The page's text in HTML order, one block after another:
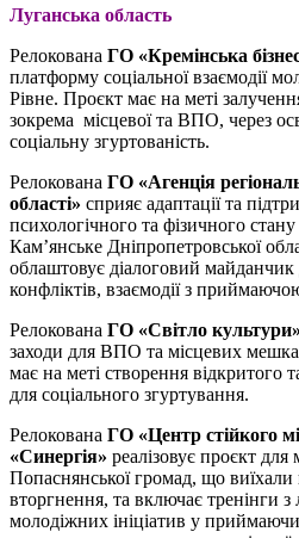
Луганська область
Релокована ГО «Кремінська
платформу соціальної взаємодії
Рівне. Проєкт має на меті
зокрема місцевої та ВПО, через
соціальну згуртованість.
Релокована ГО «Агенція
області» сприяє адаптації та
психологічного та фізичного
Кам’янське Дніпропетровської
облаштовує діалоговий
конфліктів, взаємодії з
Релокована ГО «Світло культури»
заходи для ВПО та місцевих
має на меті створення відкритого
для соціального згуртування.
Релокована ГО «Центр стійкого
«Синергія» реалізовує проєкт для
Попаснянської громад, що
вторгнення, та включає тренінги з
молодіжних ініціатив у